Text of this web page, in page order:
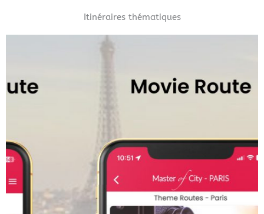
Itinéraires thématiques